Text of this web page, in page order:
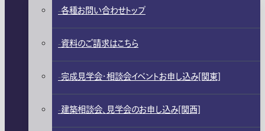
各種お問い合わせトップ
資料のご請求はこちら
完成見学会・相談会イベントお申し込み[関東]
建築相談会、見学会のお申し込み[関西]